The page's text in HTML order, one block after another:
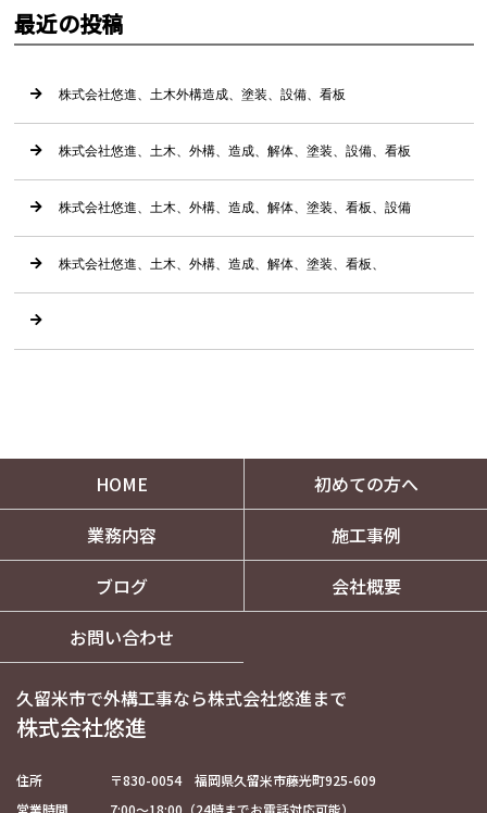
最近の投稿
株式会社悠進、土木外構造成、塗装、設備、看板
株式会社悠進、土木、外構、造成、解体、塗装、設備、看板
株式会社悠進、土木、外構、造成、解体、塗装、看板、設備
株式会社悠進、土木、外構、造成、解体、塗装、看板、
HOME
初めての方へ
業務内容
施工事例
ブログ
会社概要
お問い合わせ
久留米市で外構工事なら株式会社悠進まで
株式会社悠進
住所
〒830-0054 福岡県久留米市藤光町925-609
営業時間
7:00～18:00（24時までお電話対応可能）